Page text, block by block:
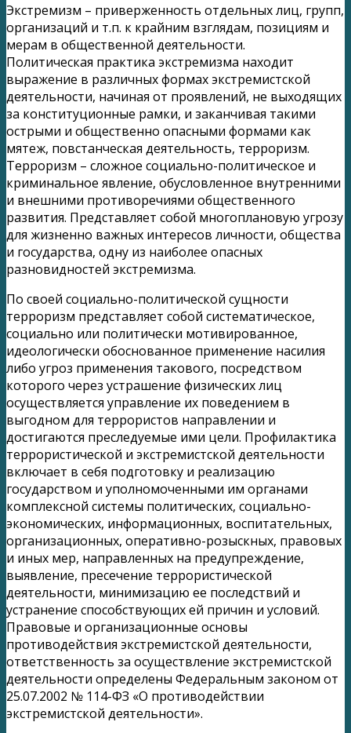
Экстремизм – приверженность отдельных лиц, групп,
организаций и т.п. к крайним взглядам, позициям и
мерам в общественной деятельности.
Политическая практика экстремизма находит
выражение в различных формах экстремистской
деятельности, начиная от проявлений, не выходящих
за конституционные рамки, и заканчивая такими
острыми и общественно опасными формами как
мятеж, повстанческая деятельность, терроризм.
Терроризм – сложное социально-политическое и
криминальное явление, обусловленное внутренними
и внешними противоречиями общественного
развития. Представляет собой многоплановую угрозу
для жизненно важных интересов личности, общества
и государства, одну из наиболее опасных
разновидностей экстремизма.
По своей социально-политической сущности
терроризм представляет собой систематическое,
социально или политически мотивированное,
идеологически обоснованное применение насилия
либо угроз применения такового, посредством
которого через устрашение физических лиц
осуществляется управление их поведением в
выгодном для террористов направлении и
достигаются преследуемые ими цели. Профилактика
террористической и экстремистской деятельности
включает в себя подготовку и реализацию
государством и уполномоченными им органами
комплексной системы политических, социально-
экономических, информационных, воспитательных,
организационных, оперативно-розыскных, правовых
и иных мер, направленных на предупреждение,
выявление, пресечение террористической
деятельности, минимизацию ее последствий и
устранение способствующих ей причин и условий.
Правовые и организационные основы
противодействия экстремистской деятельности,
ответственность за осуществление экстремистской
деятельности определены Федеральным законом от
25.07.2002 № 114-ФЗ «О противодействии
экстремистской деятельности».